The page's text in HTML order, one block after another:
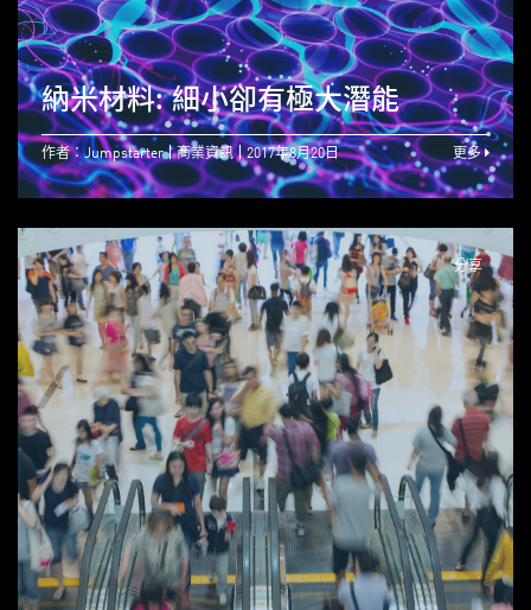
納米材料: 細小卻有極大潛能
作者：Jumpstarter 商業資訊 2017年8月20日 更多
分享